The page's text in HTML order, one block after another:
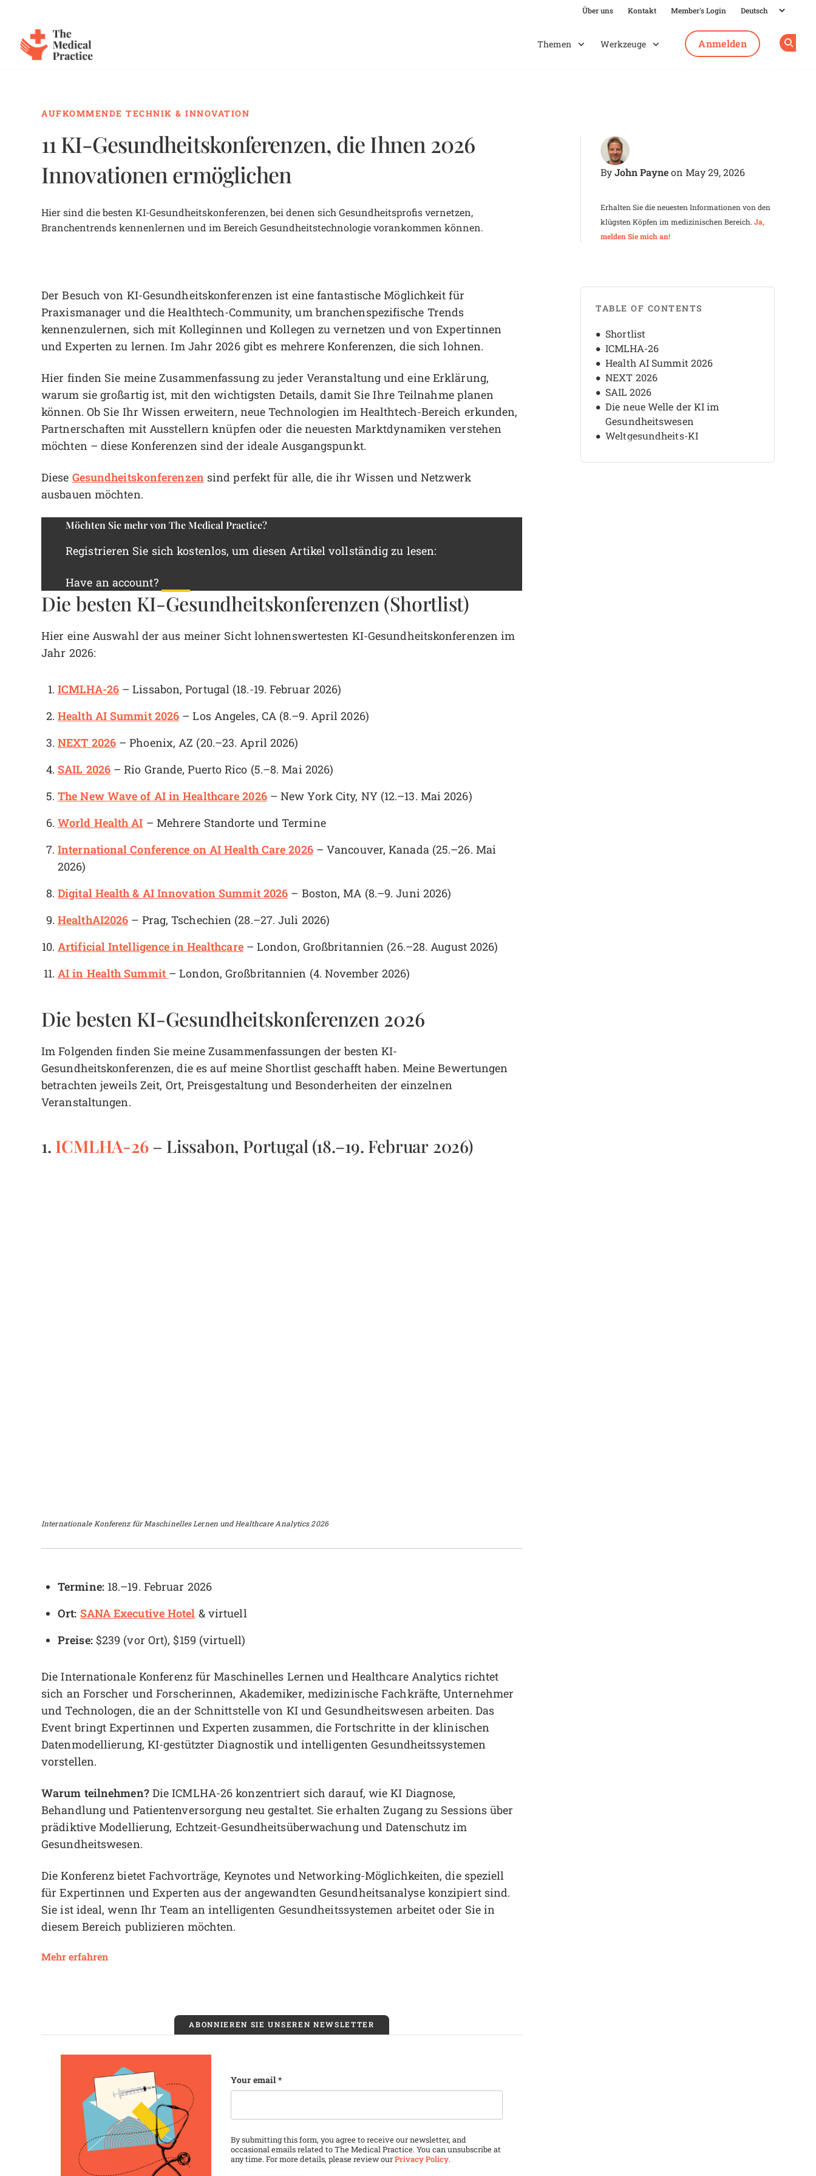
Über uns Kontakt Member's Login
Themen Werkzeuge Anmelden
AUFKOMMENDE TECHNIK & INNOVATION
11 KI-Gesundheitskonferenzen, die Ihnen 2026
Innovationen ermöglichen
ByJohn Payneon May 29, 2026
Erhalten Sie die neuesten Informationen von den
klügsten Köpfen im medizinischen Bereich. Ja,
melden Sie mich an!
Hier sind die besten KI-Gesundheitskonferenzen, bei denen sich Gesundheitsprofis vernetzen,
Branchentrends kennenlernen und im Bereich Gesundheitstechnologie vorankommen können.
Der Besuch von KI-Gesundheitskonferenzen ist eine fantastische Möglichkeit für
Praxismanager und die Healthtech-Community, um branchenspezifische Trends
kennenzulernen, sich mit Kolleginnen und Kollegen zu vernetzen und von Expertinnen
und Experten zu lernen. Im Jahr 2026 gibt es mehrere Konferenzen, die sich lohnen.
Hier finden Sie meine Zusammenfassung zu jeder Veranstaltung und eine Erklärung,
warum sie großartig ist, mit den wichtigsten Details, damit Sie Ihre Teilnahme planen
können. Ob Sie Ihr Wissen erweitern, neue Technologien im Healthtech-Bereich erkunden,
Partnerschaften mit Ausstellern knüpfen oder die neuesten Marktdynamiken verstehen
möchten – diese Konferenzen sind der ideale Ausgangspunkt.
Diese Gesundheitskonferenzensind perfekt für alle, die ihr Wissen und Netzwerk
ausbauen möchten.
Möchten Sie mehr von The Medical Practice?
Registrieren Sie sich kostenlos, um diesen Artikel vollständig zu lesen:
Have an account?
Die besten KI-Gesundheitskonferenzen (Shortlist)
Hier eine Auswahl der aus meiner Sicht lohnenswertesten KI-Gesundheitskonferenzen im
Jahr 2026:
ICMLHA-26– Lissabon, Portugal (18.-19. Februar 2026)
Health AI Summit 2026 – Los Angeles, CA (8.–9. April 2026)
NEXT 2026– Phoenix, AZ (20.–23. April 2026)
SAIL 2026– Rio Grande, Puerto Rico (5.–8. Mai 2026)
The New Wave of AI in Healthcare 2026– New York City, NY (12.–13. Mai 2026)
World Health AI – Mehrere Standorte und Termine
International Conference on AI Health Care 2026– Vancouver, Kanada (25.–26. Mai
2026)
Digital Health & AI Innovation Summit 2026 – Boston, MA (8.–9. Juni 2026)
HealthAI2026 – Prag, Tschechien (28.–27. Juli 2026)
Artificial Intelligence in Healthcare– London, Großbritannien (26.–28. August 2026)
AI in Health Summit – London, Großbritannien (4. November 2026)
Die besten KI-Gesundheitskonferenzen 2026
Im Folgenden finden Sie meine Zusammenfassungen der besten KI-
Gesundheitskonferenzen, die es auf meine Shortlist geschafft haben. Meine Bewertungen
betrachten jeweils Zeit, Ort, Preisgestaltung und Besonderheiten der einzelnen
Veranstaltungen.
1. ICMLHA-26– Lissabon, Portugal (18.–19. Februar 2026)
Internationale Konferenz für Maschinelles Lernen und Healthcare Analytics 2026
Termine:18.–19. Februar 2026
Ort: SANA Executive Hotel & virtuell
Preise:$239 (vor Ort), $159 (virtuell)
Die Internationale Konferenz für Maschinelles Lernen und Healthcare Analytics richtet
sich an Forscher und Forscherinnen, Akademiker, medizinische Fachkräfte, Unternehmer
und Technologen, die an der Schnittstelle von KI und Gesundheitswesen arbeiten. Das
Event bringt Expertinnen und Experten zusammen, die Fortschritte in der klinischen
Datenmodellierung, KI-gestützter Diagnostik und intelligenten Gesundheitssystemen
vorstellen.
Warum teilnehmen?Die ICMLHA-26 konzentriert sich darauf, wie KI Diagnose,
Behandlung und Patientenversorgung neu gestaltet. Sie erhalten Zugang zu Sessions über
prädiktive Modellierung, Echtzeit-Gesundheitsüberwachung und Datenschutz im
Gesundheitswesen.
Die Konferenz bietet Fachvorträge, Keynotes und Networking-Möglichkeiten, die speziell
für Expertinnen und Experten aus der angewandten Gesundheitsanalyse konzipiert sind.
Sie ist ideal, wenn Ihr Team an intelligenten Gesundheitssystemen arbeitet oder Sie in
diesem Bereich publizieren möchten.
Mehr erfahrenOpens new window
ABONNIEREN SIE UNSEREN NEWSLETTER
Name
Your email*
By submitting this form, you agree to receive our newsletter, and
occasional emails related to The Medical Practice. You can unsubscribe at
any time. For more details, please review ourPrivacy Policy.
TABLE OF CONTENTS
Shortlist
ICMLHA-26
Health AI Summit 2026
NEXT 2026
SAIL 2026
Die neue Welle der KI im
Gesundheitswesen
Weltgesundheits-KI
Gesundheitsversorgung